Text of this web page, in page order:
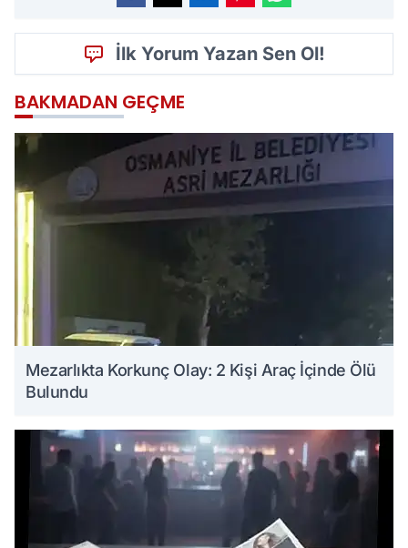
İlk Yorum Yazan Sen Ol!
BAKMADAN GEÇME
Mezarlıkta Korkunç Olay: 2 Kişi Araç İçinde Ölü
Bulundu